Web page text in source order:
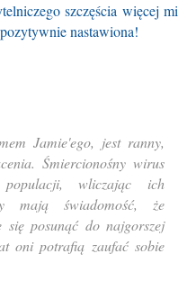
szczęścia więcej mi
nastawiona!
Jamie'ego, jest ranny,
Śmiercionośny wirus
wliczając ich
mają świadomość, że
się posunąć do najgorszej
oni potrafią zaufać sobie